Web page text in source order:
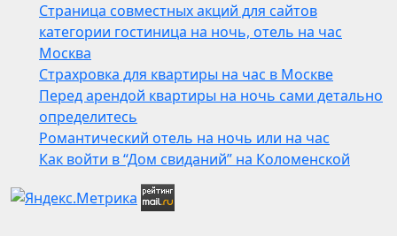
Страница совместных акций для сайтов
категории гостиница на ночь, отель на час
Москва
Страхровка для квартиры на час в Москве
Перед арендой квартиры на ночь сами детально
определитесь
Романтический отель на ночь или на час
Как войти в “Дом свиданий” на Коломенской